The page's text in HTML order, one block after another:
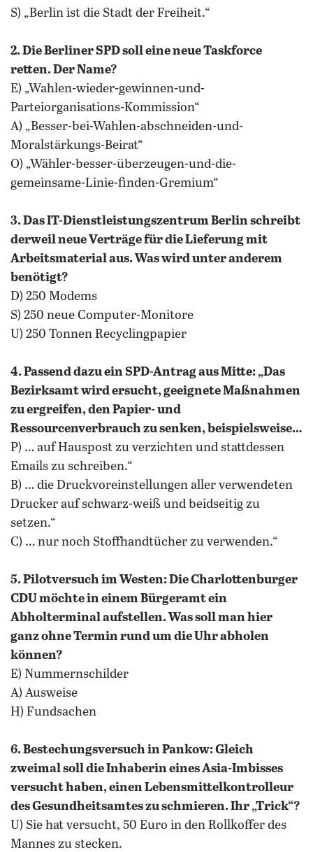
S) „Berlin ist die Stadt der Freiheit.“
2. Die Berliner SPD soll eine neue Taskforce
retten. Der Name?
E) „Wahlen-wieder-gewinnen-und-
Parteiorganisations-Kommission“
A) „Besser-bei-Wahlen-abschneiden-und-
Moralstärkungs-Beirat“
O) „Wähler-besser-überzeugen-und-die-
gemeinsame-Linie-finden-Gremium“
3. Das IT-Dienstleistungszentrum Berlin schreibt
derweil neue Verträge für die Lieferung mit
Arbeitsmaterial aus. Was wird unter anderem
benötigt?
D) 250 Modems
S) 250 neue Computer-Monitore
U) 250 Tonnen Recyclingpapier
4. Passend dazu ein SPD-Antrag aus Mitte: „Das
Bezirksamt wird ersucht, geeignete Maßnahmen
zu ergreifen, den Papier- und
Ressourcenverbrauch zu senken, beispielsweise…
P) … auf Hauspost zu verzichten und stattdessen
Emails zu schreiben.“
B) … die Druckvoreinstellungen aller verwendeten
Drucker auf schwarz-weiß und beidseitig zu
setzen.“
C) … nur noch Stoffhandtücher zu verwenden.“
5. Pilotversuch im Westen: Die Charlottenburger
CDU möchte in einem Bürgeramt ein
Abholterminal aufstellen. Was soll man hier
ganz ohne Termin rund um die Uhr abholen
können?
E) Nummernschilder
A) Ausweise
H) Fundsachen
6. Bestechungsversuch in Pankow: Gleich
zweimal soll die Inhaberin eines Asia-Imbisses
versucht haben, einen Lebensmittelkontrolleur
des Gesundheitsamtes zu schmieren. Ihr „Trick“?
U) Sie hat versucht, 50 Euro in den Rollkoffer des
Mannes zu stecken.